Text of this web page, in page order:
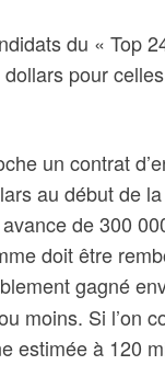
du « Top
pour
un contrat
au début de
de 300
doit être
gagné
moins. Si l’on
estimée à 120